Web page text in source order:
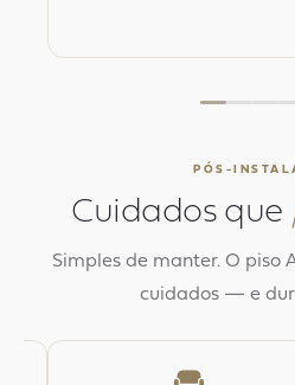
PÓS-
Cuidados que
Simples de manter. O piso
cuidados — e